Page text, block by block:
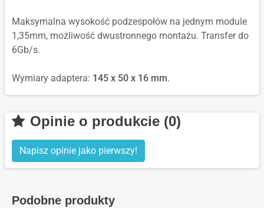
Maksymalna wysokość podzespołów na jednym module
1,35mm, możliwość dwustronnego montażu. Transfer do
6Gb/s.
Wymiary adaptera: 145 x 50 x 16 mm.
Opinie o produkcie (0)
Napisz opinie jako pierwszy!
Podobne produkty